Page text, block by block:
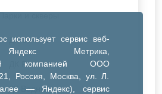
использует сервис веб-
Метрика,
компанией ООО
Россия, Москва, ул. Л.
— Яндекс), сервис
ДК Синтез
ДК Речник
ДК Водник